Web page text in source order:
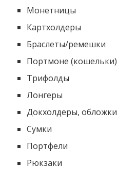
Монетницы
Картхолдеры
Браслеты/ремешки
Портмоне (кошельки)
Трифолды
Лонгеры
Докхолдеры, обложки
Cумки
Портфели
Рюкзаки